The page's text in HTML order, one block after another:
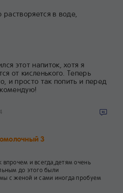
в воде,
этот напиток, хотя я
от кисленького. Теперь
и просто так попить и перед
3
впрочем и всегда,детям очень
до этого были
с женой и сами иногда пробуем